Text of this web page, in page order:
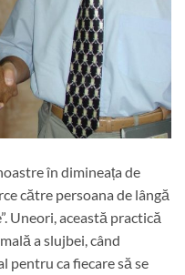
în dimineața de
către persoana de lângă
Uneori, această practică
a slujbei, când
pentru ca fiecare să se